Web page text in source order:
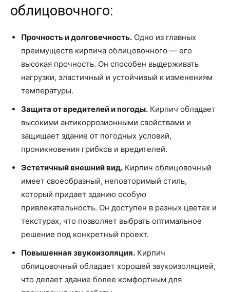
облицовочного:
Прочность и долговечность. Одно из главных
преимуществ кирпича облицовочного — его
высокая прочность. Он способен выдерживать
нагрузки, эластичный и устойчивый к изменениям
температуры.
Защита от вредителей и погоды. Кирпич обладает
высокими антикоррозионными свойствами и
защищает здание от погодных условий,
проникновения грибков и вредителей.
Эстетичный внешний вид. Кирпич облицовочный
имеет своеобразный, неповторимый стиль,
который придает зданию особую
привлекательность. Он доступен в разных цветах и
текстурах, что позволяет выбрать оптимальное
решение под конкретный проект.
Повышенная звукоизоляция. Кирпич
облицовочный обладает хорошей звукоизоляцией,
что делает здание более комфортным для